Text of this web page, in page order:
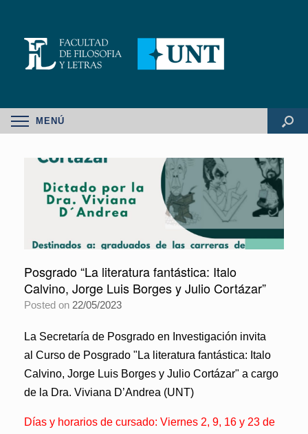
MENÚ
Posgrado “La literatura fantástica: Italo
Calvino, Jorge Luis Borges y Julio Cortázar”
Posted on 22/05/2023
La Secretaría de Posgrado en Investigación invita
al Curso de Posgrado "La literatura fantástica: Italo
Calvino, Jorge Luis Borges y Julio Cortázar" a cargo
de la Dra. Viviana D’Andrea (UNT)
Días y horarios de cursado: Viernes 2, 9, 16 y 23 de